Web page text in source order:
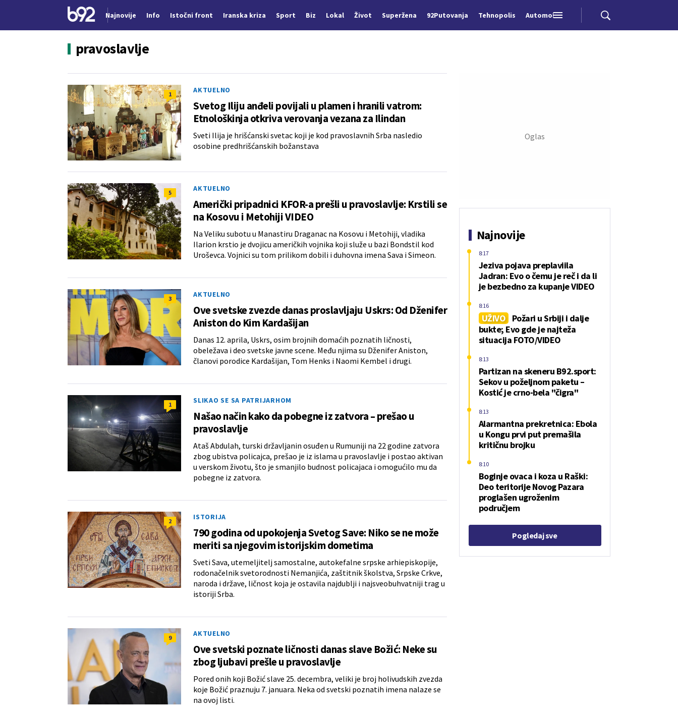
Najnovije Info Istočni front Iranska kriza Sport Biz Lokal Život Superžena 92Putovanja Tehnopolis Automobili
pravoslavlje
1 AKTUELNO
Svetog Iliju anđeli povijali u plamen i hranili vatrom:
Etnološkinja otkriva verovanja vezana za Ilindan
Sveti Ilija je hrišćanski svetac koji je kod pravoslavnih Srba nasledio
osobine predhrišćanskih božanstava
5 AKTUELNO
Američki pripadnici KFOR-a prešli u pravoslavlje: Krstili se
na Kosovu i Metohiji VIDEO
Na Veliku subotu u Manastiru Draganac na Kosovu i Metohiji, vladika
Ilarion krstio je dvojicu američkih vojnika koji služe u bazi Bondstil kod
Uroševca. Vojnici su tom prilikom dobili i duhovna imena Sava i Simeon.
3 AKTUELNO
Ove svetske zvezde danas proslavljaju Uskrs: Od Dženifer
Aniston do Kim Kardašijan
Danas 12. aprila, Uskrs, osim brojnih domaćih poznatih ličnosti,
obeležava i deo svetske javne scene. Među njima su Dženifer Aniston,
članovi porodice Kardašijan, Tom Henks i Naomi Kembel i drugi.
1 SLIKAO SE SA PATRIJARHOM
Našao način kako da pobegne iz zatvora – prešao u
pravoslavlje
Ataš Abdulah, turski državljanin osuđen u Rumuniji na 22 godine zatvora
zbog ubistva policajca, prešao je iz islama u pravoslavlje i postao aktivan
u verskom životu, što je smanjilo budnost policajaca i omogućilo mu da
pobegne iz zatvora.
2 ISTORIJA
790 godina od upokojenja Svetog Save: Niko se ne može
meriti sa njegovim istorijskim dometima
Sveti Sava, utemeljitelj samostalne, autokefalne srpske arhiepiskopije,
rodonačelnik svetorodnosti Nemanjića, zaštitnik školstva, Srpske Crkve,
naroda i države, ličnost koja je ostavila najdublji i najsveobuhvatniji trag u
istoriji Srba.
9 AKTUELNO
Ove svetski poznate ličnosti danas slave Božić: Neke su
zbog ljubavi prešle u pravoslavlje
Pored onih koji Božić slave 25. decembra, veliki je broj holivudskih zvezda
koje Božić praznuju 7. januara. Neka od svetski poznatih imena nalaze se
na ovoj listi.
Najnovije
Jeziva pojava preplaviila
Jadran: Evo o čemu je reč i da li
je bezbedno za kupanje VIDEO
8:17
UŽIVO
Požari u Srbiji i dalje
bukte; Evo gde je najteža
situacija FOTO/VIDEO
8:16
Partizan na skeneru B92.sport:
Sekov u poželjnom paketu –
Kostić je crno-bela "čigra"
8:13
Alarmantna prekretnica: Ebola
u Kongu prvi put premašila
kritičnu brojku
8:13
Boginje ovaca i koza u Raški:
Deo teritorije Novog Pazara
proglašen ugroženim
područjem
8:10
Pogledaj sve